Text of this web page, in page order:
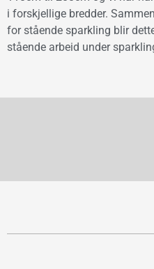
i forskjellige bredder.
for stående sparkling blir
stående arbeid under